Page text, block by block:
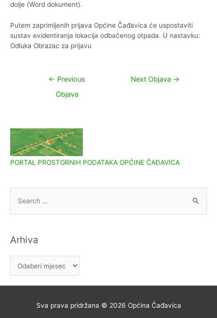
dolje (Word dokument).
Putem zaprimljenih prijava Općine Čađavica će uspostaviti
sustav evidentiranja lokacija odbačenog otpada. U nastavku:
Odluka Obrazac za prijavu
Navigacija
← Previous
Objava
Next Objava →
PORTAL PROSTORNIH PODATAKA OPĆINE ČAĐAVICA
o
Arhiva
r
h
Sva prava pridržana © 2026 Općina Čađavica